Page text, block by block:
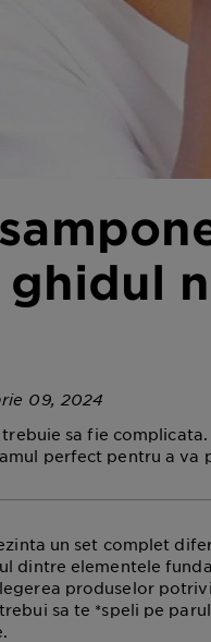
09, 2024
sa fie
perfect pentru a va
un set complet
dintre elementele
produselor
sa te *speli pe